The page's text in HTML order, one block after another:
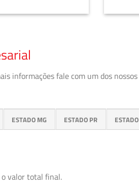
informações fale com um dos
ESTADO MG ESTADO PR
o valor total final.